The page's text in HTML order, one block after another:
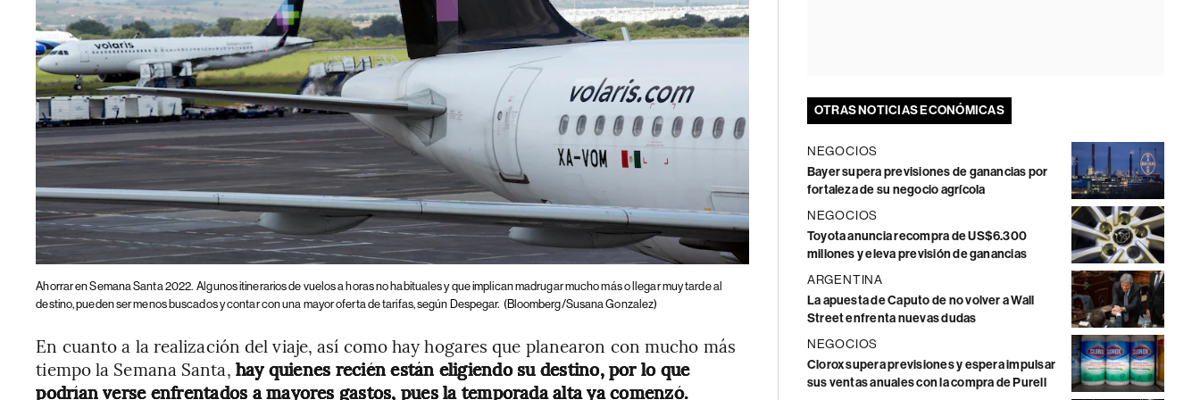
Ahorrar en Semana Santa 2022. Algunos itinerarios de vuelos a horas no habituales y que implican madrugar mucho más o llegar muy tarde al
destino, pueden ser menos buscados y contar con una mayor oferta de tarifas, según Despegar. (Bloomberg/Susana Gonzalez)
En cuanto a la realización del viaje, así como hay hogares que planearon con mucho más
tiempo la Semana Santa, hay quienes recién están eligiendo su destino, por lo que
podrían verse enfrentados a mayores gastos, pues la temporada alta ya comenzó.
OTRAS NOTICIAS ECONÓMICAS
NEGOCIOS
Bayer supera previsiones de ganancias por
fortaleza de su negocio agrícola
NEGOCIOS
Toyota anuncia recompra de US$6.300
millones y eleva previsión de ganancias
ARGENTINA
La apuesta de Caputo de no volver a Wall
Street enfrenta nuevas dudas
NEGOCIOS
Clorox supera previsiones y espera impulsar
sus ventas anuales con la compra de Purell